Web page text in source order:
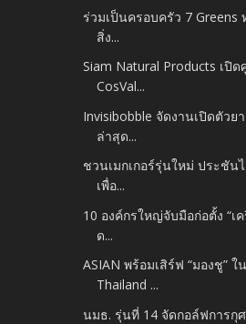
ร่วมเป็นครอบครัว 7 Greens
สิ่ง...
Siam Natural Products เปิด
CosVal...
Invisibobble จัดงานเปิดตัวย
ล่าสุด...
ชวนเมกเกอร์รุ่นใหม่ ประชัน
เพื่อ...
10 องค์กรใหญ่จับมือก่อตั้ง “เ
ด...
ASIAN พร้อมเสิร์ฟ “มองชู” ใ
Thailand ...
นมธ. รุ่นที่ 14 จัดกอล์ฟการกุ